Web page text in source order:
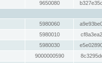
9650080
5980060
5980010
5980030
9000000590